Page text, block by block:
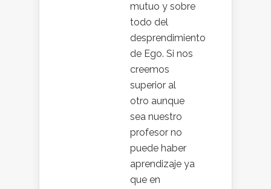
mutuo y sobre
todo del
desprendimiento
de Ego. Si nos
creemos
superior al
otro aunque
sea nuestro
profesor no
puede haber
aprendizaje ya
que en